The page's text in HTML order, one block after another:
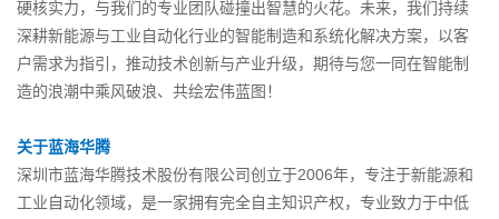
硬核实力，与我们的专业团队碰撞出智慧的火花。未来，我们持续
深耕新能源与工业自动化行业的智能制造和系统化解决方案，以客
户需求为指引，推动技术创新与产业升级，期待与您一同在智能制
造的浪潮中乘风破浪、共绘宏伟蓝图！
关于蓝海华腾
深圳市蓝海华腾技术股份有限公司创立于2006年，专注于新能源和
工业自动化领域，是一家拥有完全自主知识产权，专业致力于中低